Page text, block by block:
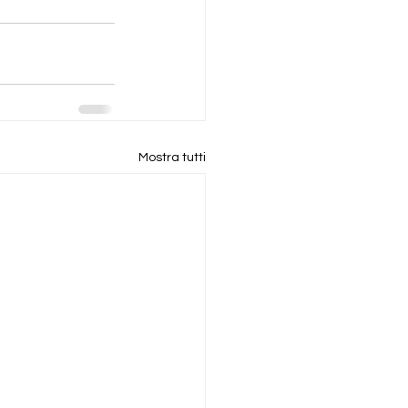
Mostra tutti